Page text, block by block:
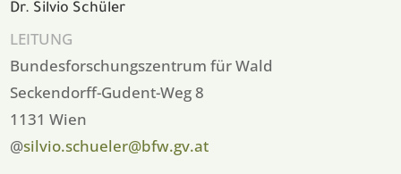
Dr. Silvio Schüler
LEITUNG
Bundesforschungszentrum für Wald
Seckendorff-Gudent-Weg 8
1131 Wien
@silvio.schueler@bfw.gv.at